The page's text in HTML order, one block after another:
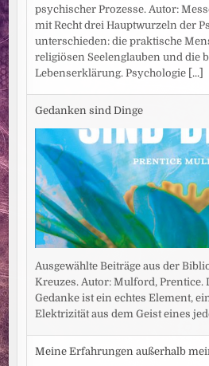
psychischer Prozesse. Autor:
mit Recht drei Hauptwurzeln der
unterschieden: die praktische
religiösen Seelenglauben und die
Lebenserklärung. Psychologie [...]
Gedanken sind Dinge
Ausgewählte Beiträge aus der
Kreuzes. Autor: Mulford, Prentice.
Gedanke ist ein echtes Element,
Elektrizität aus dem Geist eines
Meine Erfahrungen außerhalb